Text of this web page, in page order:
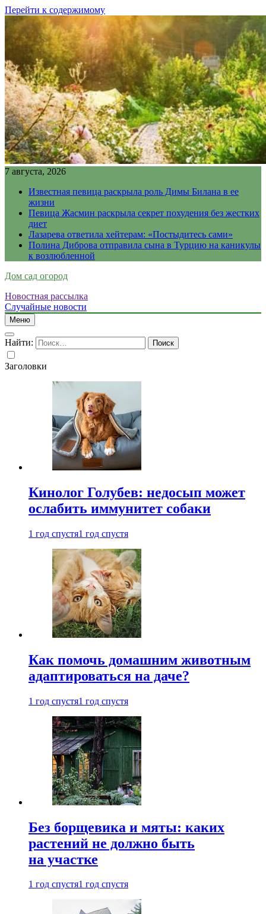
Перейти к содержимому
7 августа, 2026
Известная певица раскрыла роль Димы Билана в ее
жизни
Певица Жасмин раскрыла секрет похудения без жестких
диет
Лазарева ответила хейтерам: «Постыдитесь сами»
Полина Диброва отправила сына в Турцию на каникулы
к возлюбленной
Дом сад огород
Новостная рассылка
Случайные новости
Меню
Найти:
Заголовки
Кинолог Голубев: недосып может
ослабить иммунитет собаки
1 год спустя1 год спустя
Как помочь домашним животным
адаптироваться на даче?
1 год спустя1 год спустя
Без борщевика и мяты: каких
растений не должно быть
на участке
1 год спустя1 год спустя